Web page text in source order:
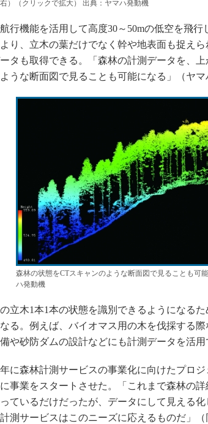
）（クリックで拡大） 出典：ヤマハ発動機
行機能を活用して高度30～50mの低空を飛
り、立木の葉だけでなく幹や地表面も捉え
タも取得できる。「森林の計測データを、
うな断面図で見ることも可能になる」（ヤマ
森林の状態をCTスキャンのような断面図で見ることも可
ハ発動機
立木1本1本の状態を識別できるようになる
る。例えば、バイオマス用の木を伐採する
や砂防ダムの設計などにも計測データを活用
に森林計測サービスの事業化に向けたプロジ
事業をスタートさせた。「これまで森林の
ているだけだったが、データにして見える
測サービスはこのニーズに応えるものだ」（